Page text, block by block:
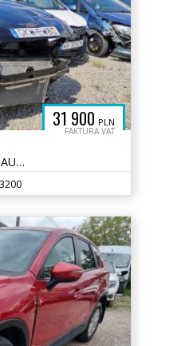
31 900 PLN
FAKTURA VAT
2024r, SALON POLSKA. 2.0 TDI. AUT. Uszkodzony lewy przód. VAT 23%